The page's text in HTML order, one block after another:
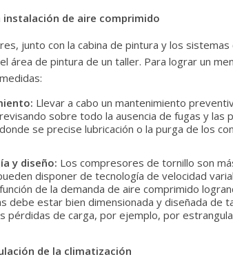
instalación de aire comprimido
junto con la cabina de pintura y los
área de pintura de un taller. Para lograr un
Llevar a cabo un mantenimiento
sobre todo la ausencia de fugas y las
se precise lubricación o la purga de los
y diseño: Los compresores de tornillo son
disponer de tecnología de velocidad
de la demanda de aire comprimido
debe estar bien dimensionada y diseñada de
pérdidas de carga, por ejemplo, por
de la climatización